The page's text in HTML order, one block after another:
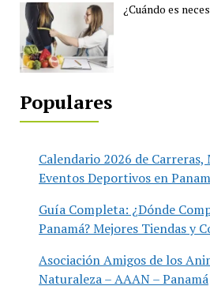
¿Cuándo es
Populares
Calendario 2026 de Carreras,
Eventos Deportivos en
Guía Completa: ¿Dónde
Panamá? Mejores Tiendas y
Asociación Amigos de los
Naturaleza – AAAN – Panamá